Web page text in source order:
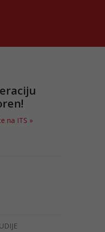
na ITS »